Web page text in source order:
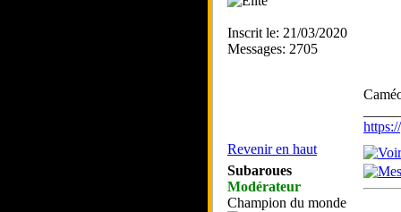
Inscrit le: 21/03/2020
Messages: 2705
Revenir en haut
Subaroues
Modérateur
Champion du monde